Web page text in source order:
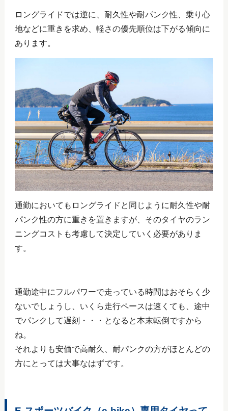
ロングライドでは逆に、耐久性や耐パンク性、乗り心
地などに重きを求め、軽さの優先順位は下がる傾向に
あります。
通勤においてもロングライドと同じように耐久性や耐
パンク性の方に重きを置きますが、そのタイヤのラン
ニングコストも考慮して決定していく必要がありま
す。
通勤途中にフルパワーで走っている時間はおそらく少
ないでしょうし、いくら走行ペースは速くても、途中
でパンクして遅刻・・・となると本末転倒ですから
ね。
それよりも安価で高耐久、耐パンクの方がほとんどの
方にとっては大事なはずです。